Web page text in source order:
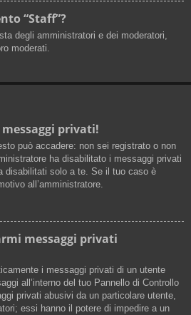
“Staff”?
degli amministratori e dei moderatori,
moderati.
privati!
può accadere: non sei registrato o non
ha disabilitato i messaggi privati
disabilitati solo a te. Se il tuo caso è
all’amministratore.
messaggi privati
i messaggi privati ​​di un utente
all’interno del tuo Pannello di Controllo
privati ​​abusivi da un particolare utente,
essi hanno il potere di impedire a un